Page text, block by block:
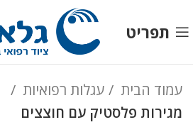
תפריט
עמוד הבית
עגלות רפואיות
מגירות פלסטיק עם חוצצים